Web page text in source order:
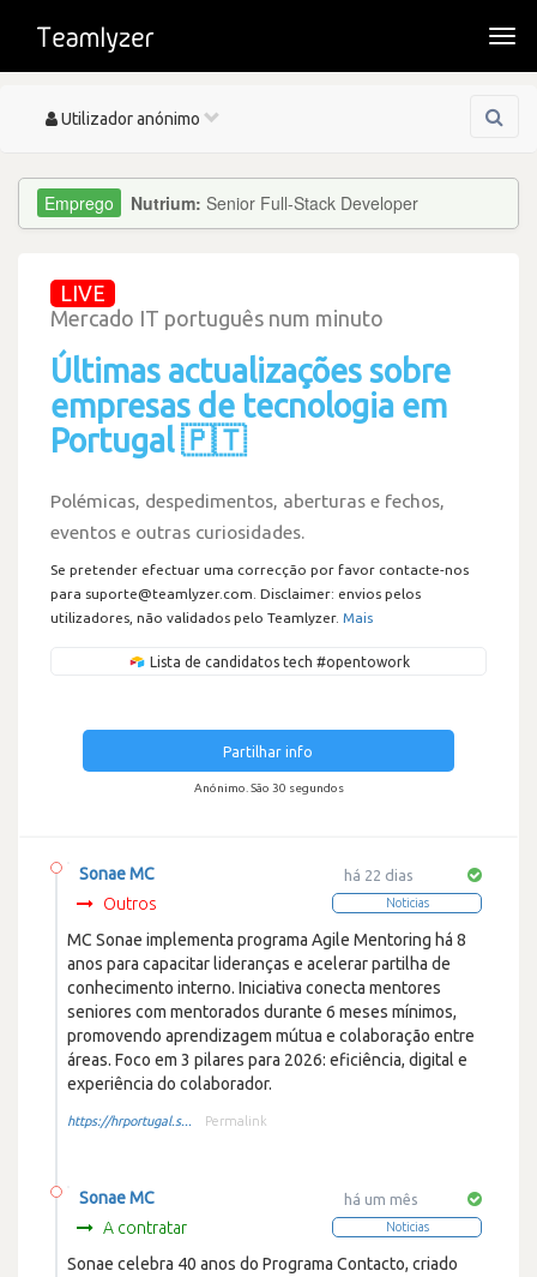
Toggle
Utilizador anónimo
Nutrium: Senior Full-Stack Developer
LIVE
Mercado IT português num minuto
Últimas actualizações sobre
empresas de tecnologia em
Portugal 🇵🇹
Polémicas, despedimentos, aberturas e fechos,
eventos e outras curiosidades.
Se pretender efectuar uma correcção por favor contacte-nos
para suporte@teamlyzer.com. Disclaimer: envios pelos
utilizadores, não validados pelo Teamlyzer. Mais
Lista de candidatos tech #opentowork
Partilhar info
Anónimo. São 30 segundos
há 22 dias
Noticias
Sonae MC
Outros
MC Sonae implementa programa Agile Mentoring há 8
anos para capacitar lideranças e acelerar partilha de
conhecimento interno. Iniciativa conecta mentores
seniores com mentorados durante 6 meses mínimos,
promovendo aprendizagem mútua e colaboração entre
áreas. Foco em 3 pilares para 2026: eficiência, digital e
experiência do colaborador.
https://hrportugal.s... Permalink
há um mês
Noticias
Sonae MC
A contratar
Sonae celebra 40 anos do Programa Contacto, criado